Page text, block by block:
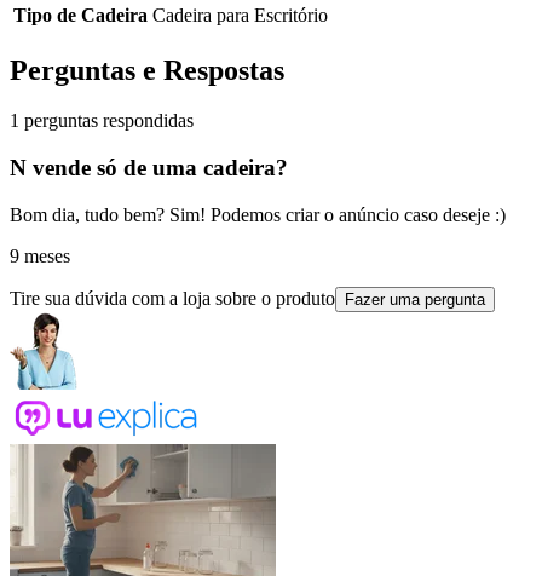
Tipo de Cadeira Cadeira para Escritório
Perguntas e Respostas
1 perguntas respondidas
N vende só de uma cadeira?
Bom dia, tudo bem? Sim! Podemos criar o anúncio caso deseje :)
9 meses
Tire sua dúvida com a loja sobre o produto Fazer uma pergunta